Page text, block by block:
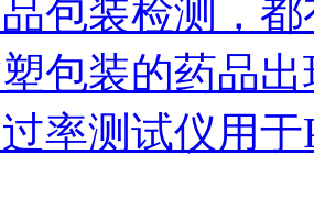
包装检测，
包装的药品
率测试仪用